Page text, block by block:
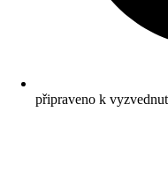
připraveno k